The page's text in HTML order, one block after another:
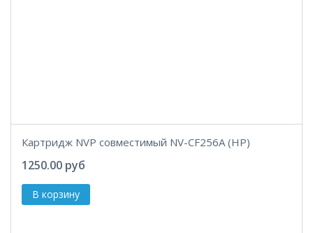
Картридж NVP совместимый NV-CF256A (HP)
1250.00 руб